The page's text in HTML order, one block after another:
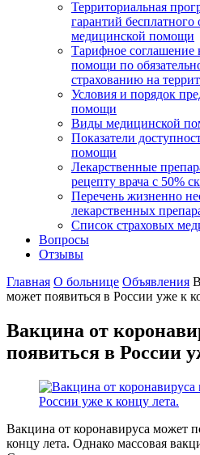
Территориальная
гарантий
медицинской помощи
Тарифное соглашение
помощи по
страхованию на
Условия и порядок
помощи
Виды медицинской
Показатели
помощи
Лекарственные
рецепту врача с 50%
Перечень жизненно
лекарственных
Список страховых
Вопросы
Отзывы
Главная О больнице Объявления
может появиться в России уже к
Вакцина от
появиться в России
Вакцина от коронавируса может
концу лета. Однако массовая